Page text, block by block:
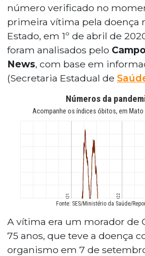
número verificado no
primeira vítima pela doença
Estado, em 1º de abril de
foram analisados pelo
News, com base em
(Secretaria Estadual de
A vítima era um morador de
75 anos, que teve a doença
organismo em 7 de